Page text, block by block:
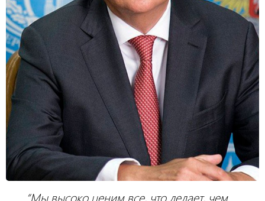
“Мы высоко ценим все, что делает, чем